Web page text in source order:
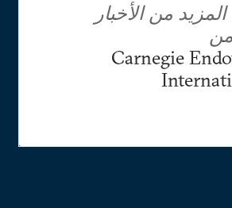
من الأخبار
من
Carnegie